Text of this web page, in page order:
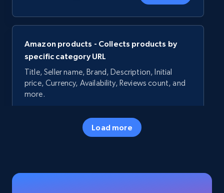
Amazon products - Collects products by
specific category URL
Title, Seller name, Brand, Description, Initial
price, Currency, Availability, Reviews count, and
more.
5.7K+
Load more